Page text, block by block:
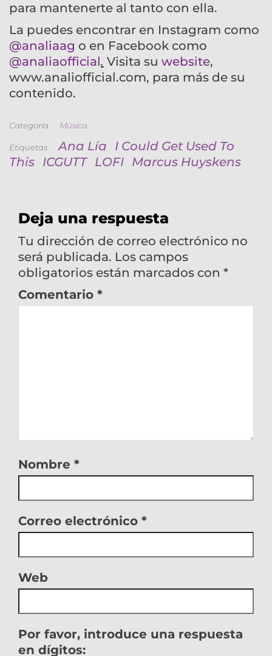
para mantenerte al tanto con ella.
La puedes encontrar en Instagram como
@analiaag o en Facebook como
@analiaofficial. Visita su website,
www.analiofficial.com, para más de su
contenido.
Categoría Música
Etiquetas Ana Lía
I Could Get Used To
This ICGUTT LOFI Marcus Huyskens
Deja una respuesta
Tu dirección de correo electrónico no
será publicada. Los campos
obligatorios están marcados con *
Comentario *
Nombre *
Correo electrónico *
Web
Por favor, introduce una respuesta
en dígitos: